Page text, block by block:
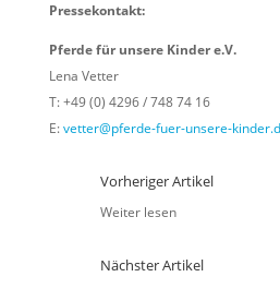
Pressekontakt:
Pferde für unsere Kinder e.V.
Lena Vetter
T: +49 (0) 4296 / 748 74 16
E:vetter@pferde-fuer-unsere-
Vorheriger Artikel
Weiter lesen
Nächster Artikel